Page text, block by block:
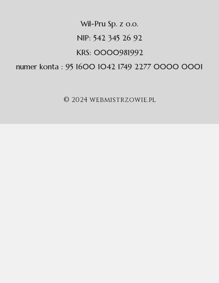
Wil-Pru Sp. z o.o.
NIP: 542 345 26 92
KRS: 0000981992
numer konta : 95 1600 1042 1749 2277 0000 0001
© 2024 webmistrzowie.pl